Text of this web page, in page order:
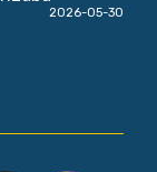
2026-05-30